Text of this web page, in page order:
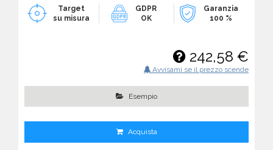
Target
su misura
GDPR
OK
Garanzia
100 %
242,58 €
Avvisami se il prezzo scende
Esempio
Acquista